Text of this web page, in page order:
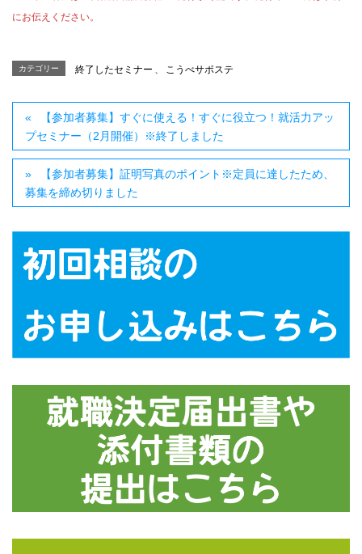
にお伝えください。
カテゴリー 終了したセミナー こうべサポステ
【参加者募集】すぐに使える！すぐに役立つ！就活力アッ
プセミナー（2月開催）※終了しました
【参加者募集】証明写真のポイント※定員に達したため、
募集を締め切りました